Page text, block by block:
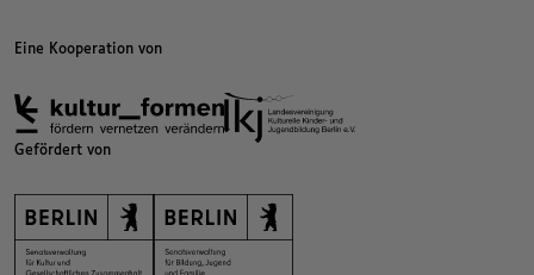
Eine Kooperation von
Gefördert von